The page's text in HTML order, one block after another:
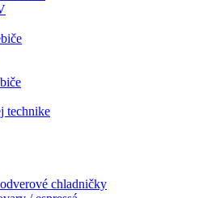
technike
chladničky